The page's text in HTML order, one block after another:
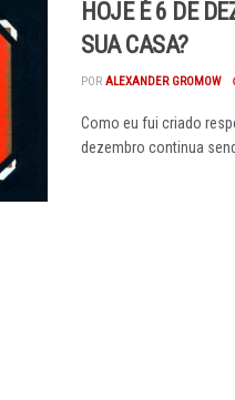
HOJE É 6 DE
SUA CASA?
POR ALEXANDER GROMOW
Como eu fui criado
dezembro continua